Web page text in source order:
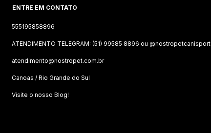
ENTRE EM CONTATO
555195858896
ATENDIMENTO TELEGRAM: (51) 99585 8896 ou @nostropetcanisport
atendimento@nostropet.com.br
Canoas / Rio Grande do Sul
Visite o nosso Blog!